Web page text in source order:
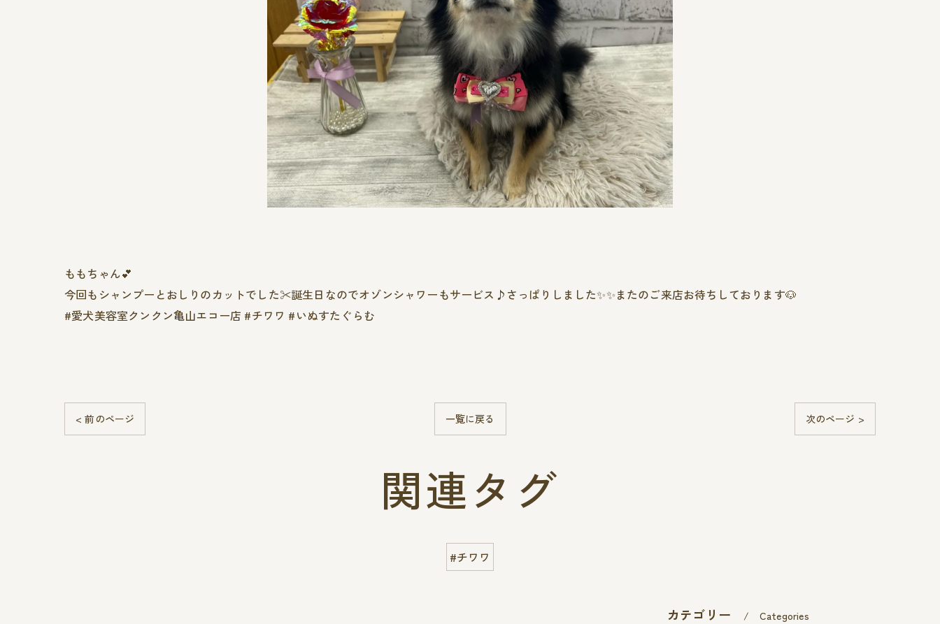
ももちゃん︎💕︎︎
今回もシャンプーとおしりのカットでした✂️誕生日なのでオゾンシャワーもサービス♪さっぱりしました✨️✨️またのご来店お待ちしております🐶
#愛犬美容室クンクン亀山エコー店 #チワワ #いぬすたぐらむ
< 前のページ 一覧に戻る 次のページ >
関連タグ
#チワワ
カテゴリー Categories